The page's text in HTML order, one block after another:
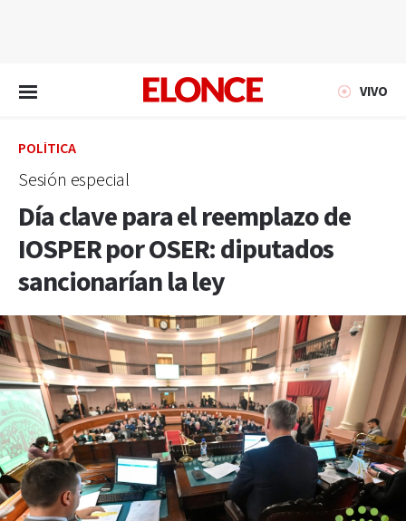
VIVO
POLÍTICA
Sesión especial
Día clave para el reemplazo de
IOSPER por OSER: diputados
sancionarían la ley